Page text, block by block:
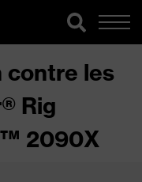
contre les
Rig
2090X